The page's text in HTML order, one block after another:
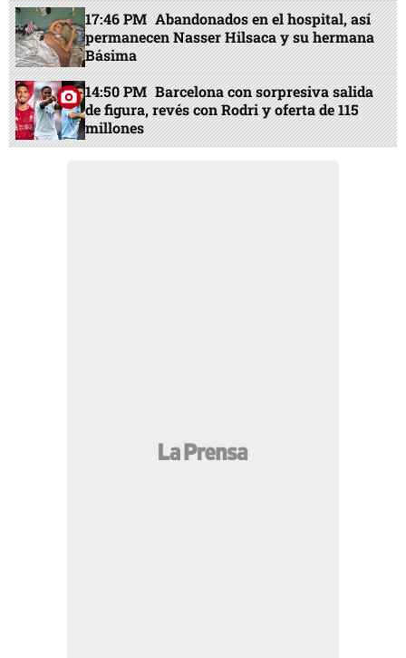
17:46 PM Abandonados en el hospital, así
permanecen Nasser Hilsaca y su hermana
Básima
14:50 PM Barcelona con sorpresiva salida
de figura, revés con Rodri y oferta de 115
millones